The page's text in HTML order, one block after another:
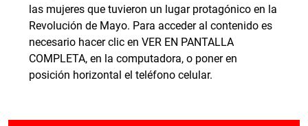
las mujeres que tuvieron un lugar protagónico en la
Revolución de Mayo. Para acceder al contenido es
necesario hacer clic en VER EN PANTALLA
COMPLETA, en la computadora, o poner en
posición horizontal el teléfono celular.